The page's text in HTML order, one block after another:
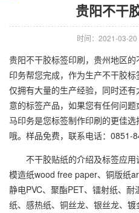
贵阳不干
时间：2021-03-20
贵阳不干胶标签印刷，贵州地区
印务帮您完成，作为生产不干胶
仅拥有大量的生产经验，同时还
意的标签产品，如果您有任何问
马印务是您标签制作印刷的更佳
哦。样品免费，联系电话：0851-
不干胶贴纸的介绍及标签应用
模造纸wood free paper、铜版纸
静电PVC、聚酯PET、镭射纸、
纸、感热纸、铜丝龙、银丝龙、